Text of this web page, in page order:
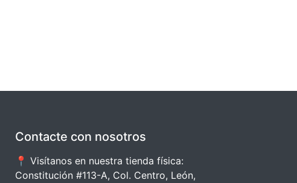
Contacte con nosotros
📍 Visítanos en nuestra tienda física:
Constitución #113-A, Col. Centro, León,